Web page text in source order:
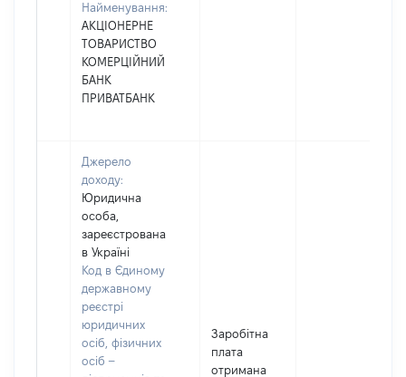
Найменування:
АКЦІОНЕРНЕ
ТОВАРИСТВО
КОМЕРЦІЙНИЙ
БАНК
ПРИВАТБАНК
Джерело
доходу:
Юридична
особа,
зареєстрована
в Україні
Код в Єдиному
державному
реєстрі
юридичних
осіб, фізичних
осіб –
Заробітна
плата
отримана